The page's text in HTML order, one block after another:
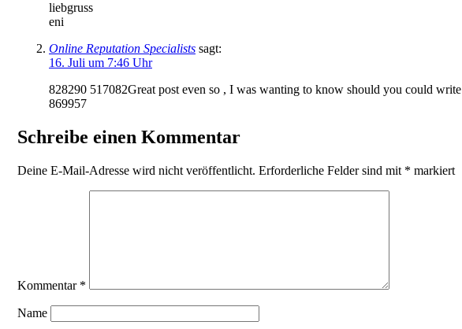
liebgruss
eni
Online Reputation Specialists sagt:
16. Juli um 7:46 Uhr
828290 517082Great post even so , I was wanting to know should you could
869957
Schreibe einen Kommentar
Deine E-Mail-Adresse wird nicht veröffentlicht. Erforderliche Felder sind mit * markiert
Kommentar *
Name